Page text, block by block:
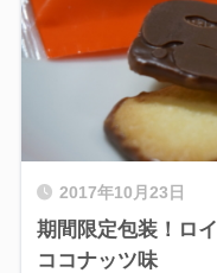
2017年10月23日
期間限定包装！ロ
ココナッツ味